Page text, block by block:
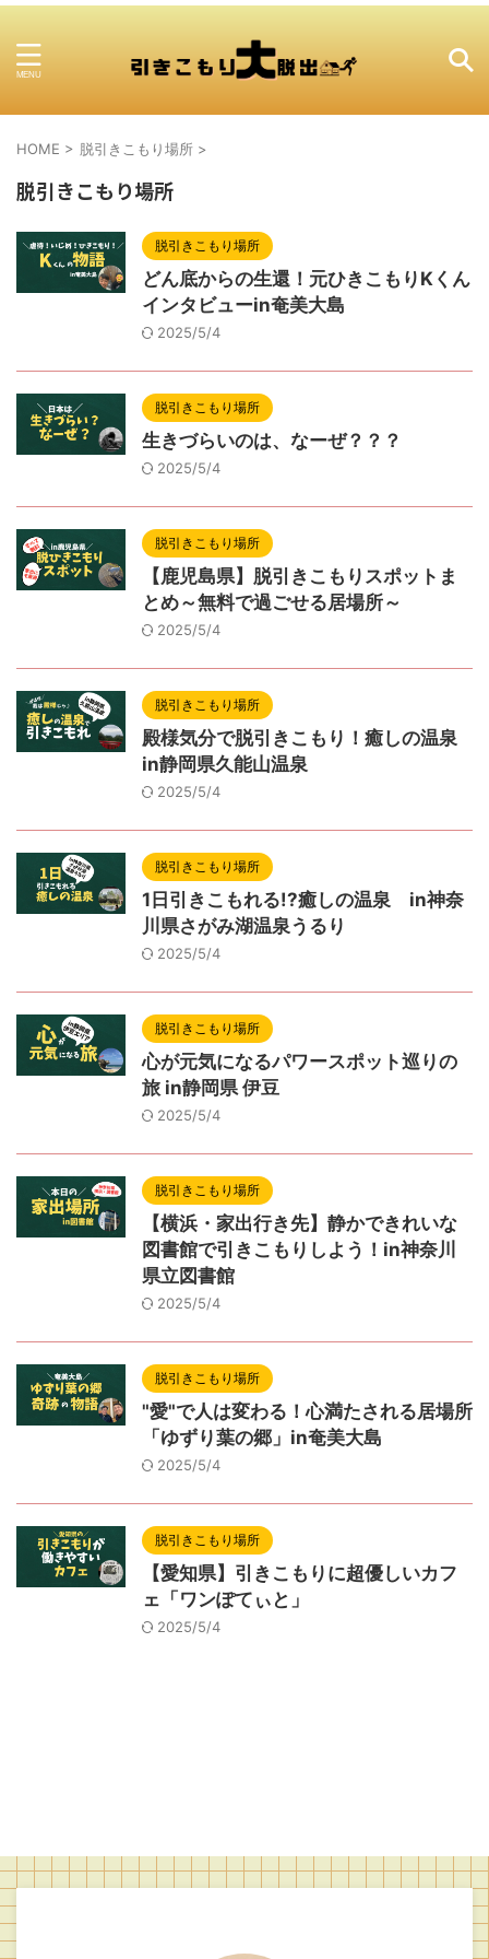
HOME > 脱引きこもり場所 >
脱引きこもり場所
脱引きこもり場所
どん底からの生還！元ひきこもりKくん
インタビューin奄美大島
2025/5/4
脱引きこもり場所
生きづらいのは、なーぜ？？？
2025/5/4
脱引きこもり場所
【鹿児島県】脱引きこもりスポットま
とめ～無料で過ごせる居場所～
2025/5/4
脱引きこもり場所
殿様気分で脱引きこもり！癒しの温泉
in静岡県久能山温泉
2025/5/4
脱引きこもり場所
1日引きこもれる!?癒しの温泉 in神奈
川県さがみ湖温泉うるり
2025/5/4
脱引きこもり場所
心が元気になるパワースポット巡りの
旅 in静岡県 伊豆
2025/5/4
脱引きこもり場所
【横浜・家出行き先】静かできれいな
図書館で引きこもりしよう！in神奈川
県立図書館
2025/5/4
脱引きこもり場所
"愛"で人は変わる！心満たされる居場所
「ゆずり葉の郷」in奄美大島
2025/5/4
脱引きこもり場所
【愛知県】引きこもりに超優しいカフ
ェ「ワンぽてぃと」
2025/5/4